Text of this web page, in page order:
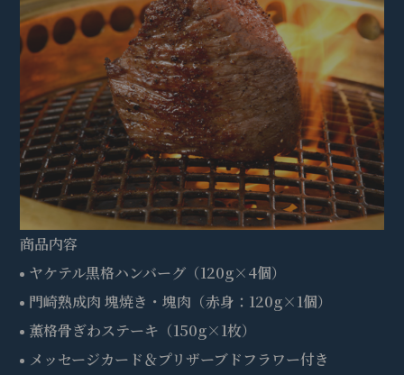
商品内容
ヤケテル黒格ハンバーグ（120g×4個）
門崎熟成肉 塊焼き・塊肉（赤身：120g×1個）
薫格骨ぎわステーキ（150g×1枚）
メッセージカード＆プリザーブドフラワー付き